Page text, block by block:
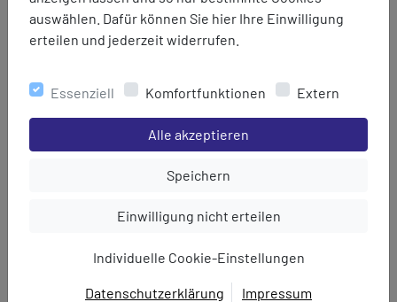
auswählen. Dafür können Sie hier Ihre Einwilligung
erteilen und jederzeit widerrufen.
Essenziell Komfortfunktionen Extern
Einstellungen speichern für die Gruppe
Alle akzeptieren
Einstellungen speichern für die
Speichern
Einstellungen speichern für die Gruppe
Einwilligung nicht erteilen
Individuelle Cookie-Einstellungen
Datenschutzerklärung Impressum